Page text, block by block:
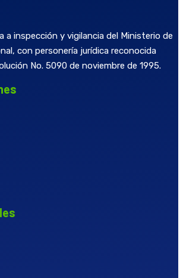
a inspección y vigilancia del Ministerio de
con personería jurídica reconocida
No. 5090 de noviembre de 1995.